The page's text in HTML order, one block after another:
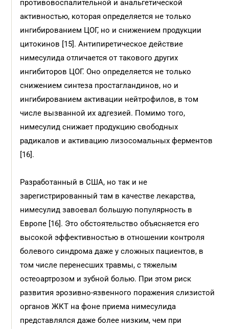
противовоспалительной и анальгетической
активностью, которая определяется не только
ингибированием ЦОГ, но и снижением продукции
цитокинов [15]. Антипиретическое действие
нимесулида отличается от такового других
ингибиторов ЦОГ. Оно определяется не только
снижением синтеза простагландинов, но и
ингибированием активации нейтрофилов, в том
числе вызванной их адгезией. Помимо того,
нимесулид снижает продукцию свободных
радикалов и активацию лизосомальных ферментов
[16].
Разработанный в США, но так и не
зарегистрированный там в качестве лекарства,
нимесулид завоевал большую популярность в
Европе [16]. Это обстоятельство объясняется его
высокой эффективностью в отношении контроля
болевого синдрома даже у сложных пациентов, в
том числе перенесших травмы, с тяжелым
остеоартрозом и зубной болью. При этом риск
развития эрозивно-язвенного поражения слизистой
органов ЖКТ на фоне приема нимесулида
представлялся даже более низким, чем при